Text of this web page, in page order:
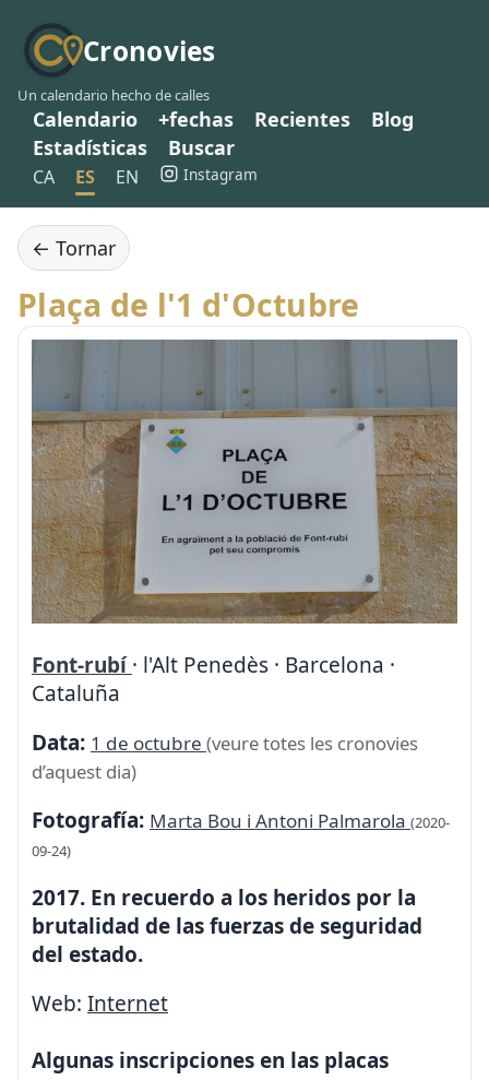
Cronovies
Un calendario hecho de calles
Calendario +fechas Recientes
Blog
Estadísticas
Buscar
CA ES EN Instagram
← Tornar
Plaça de l'1 d'Octubre
Font-rubí· l'Alt Penedès · Barcelona ·
Cataluña
Data: 1 de octubre (veure totes les cronovies
d’aquest dia)
Fotografía: Marta Bou i Antoni Palmarola (2020-
09-24)
2017. En recuerdo a los heridos por la
brutalidad de las fuerzas de seguridad
del estado.
Web: Internet
Algunas inscripciones en las placas